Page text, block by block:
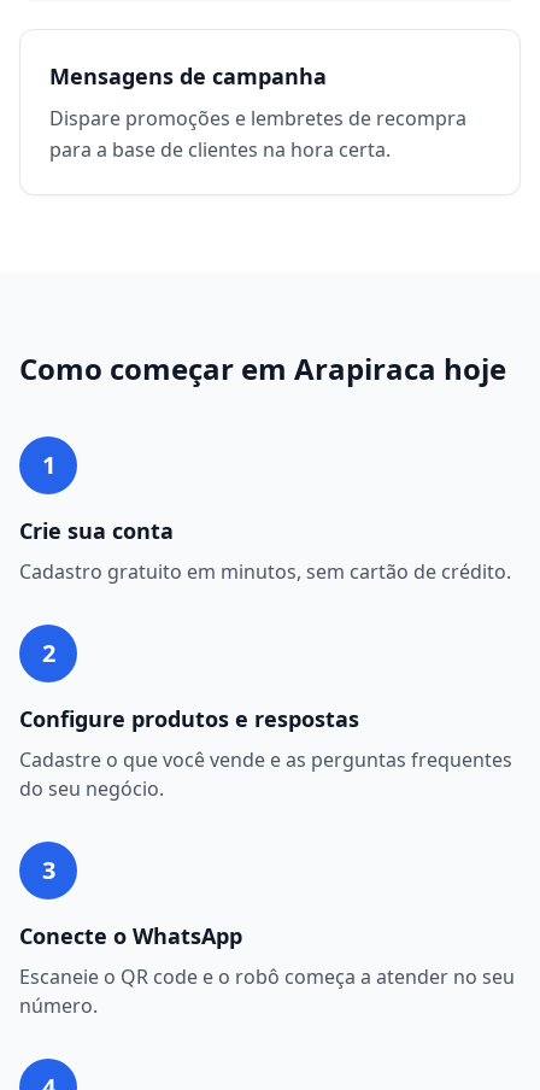
Mensagens de campanha
Dispare promoções e lembretes de recompra
para a base de clientes na hora certa.
Como começar em Arapiraca hoje
1
Crie sua conta
Cadastro gratuito em minutos, sem cartão de crédito.
2
Configure produtos e respostas
Cadastre o que você vende e as perguntas frequentes
do seu negócio.
3
Conecte o WhatsApp
Escaneie o QR code e o robô começa a atender no seu
número.